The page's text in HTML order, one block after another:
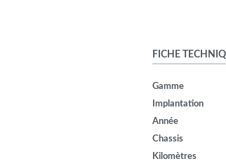
FICHE
Gamme
Implantation
Année
Chassis
Kilomètres